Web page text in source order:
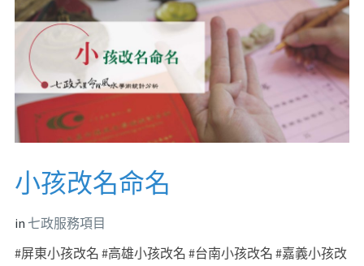
小孩改名命名
in 七政服務項目
#屏東小孩改名 #高雄小孩改名 #台南小孩改名 #嘉義小孩改